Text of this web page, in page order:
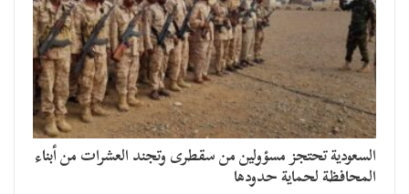
السعودية تحتجز مسؤولين من سقطرى وتجند العشرات من أبناء
المحافظة لحماية حدودها